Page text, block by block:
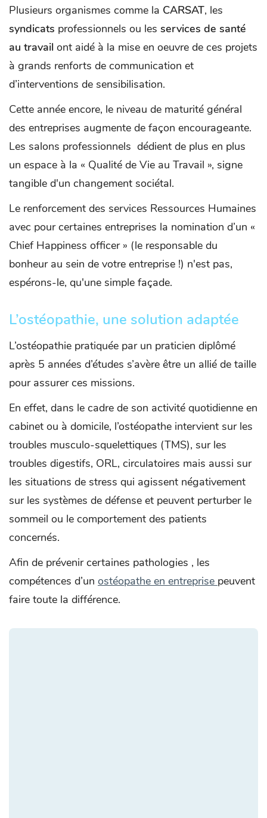
Plusieurs organismes comme la CARSAT, les
syndicats professionnels ou les services de santé
au travail ont aidé à la mise en oeuvre de ces projets
à grands renforts de communication et
d’interventions de sensibilisation.
Cette année encore, le niveau de maturité général
des entreprises augmente de façon encourageante.
Les salons professionnels dédient de plus en plus
un espace à la « Qualité de Vie au Travail », signe
tangible d'un changement sociétal.
Le renforcement des services Ressources Humaines
avec pour certaines entreprises la nomination d’un «
Chief Happiness officer » (le responsable du
bonheur au sein de votre entreprise !) n'est pas,
espérons-le, qu'une simple façade.
L’ostéopathie, une solution adaptée
L’ostéopathie pratiquée par un praticien diplômé
après 5 années d’études s’avère être un allié de taille
pour assurer ces missions.
En effet, dans le cadre de son activité quotidienne en
cabinet ou à domicile, l’ostéopathe intervient sur les
troubles musculo-squelettiques (TMS), sur les
troubles digestifs, ORL, circulatoires mais aussi sur
les situations de stress qui agissent négativement
sur les systèmes de défense et peuvent perturber le
sommeil ou le comportement des patients
concernés.
Afin de prévenir certaines pathologies , les
compétences d’un ostéopathe en entreprise peuvent
faire toute la différence.